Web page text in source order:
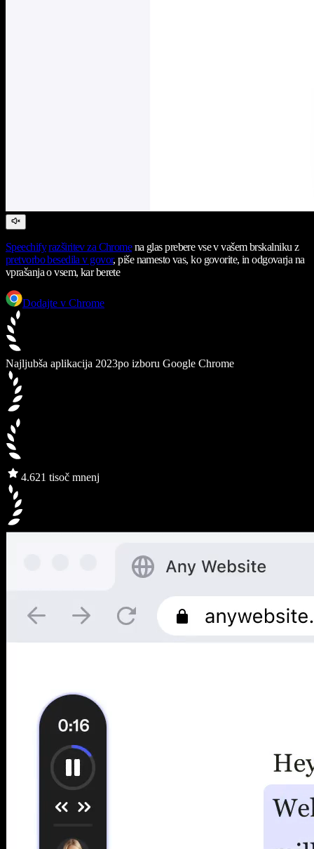
Speechify razširitev za Chromena glas prebere vse v vašem brskalniku z
pretvorbo besedila v govor, piše namesto vas, ko govorite, in odgovarja na
vprašanja o vsem, kar berete
Dodajte v Chrome
Najljubša aplikacija 2023po izboru Google Chrome
4.621 tisoč mnenj